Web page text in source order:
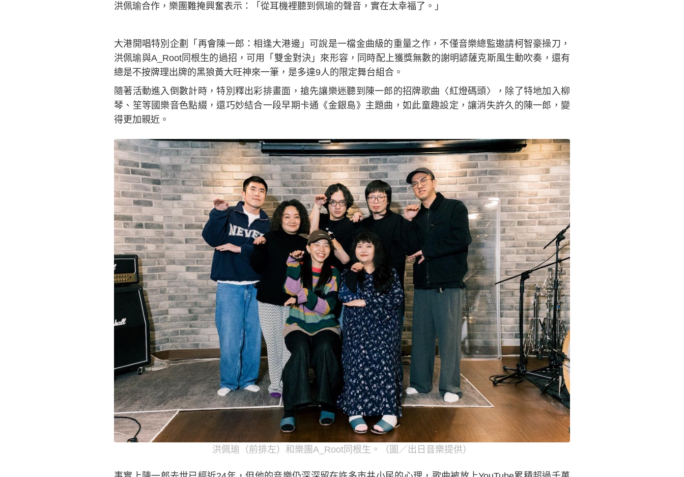
洪佩瑜合作，樂團難掩興奮表示：「從耳機裡聽到佩瑜的聲音，實在太幸福了。」
大港開唱特別企劃「再會陳一郎：相逢大港邊」可說是一檔金曲級的重量之作，不僅音樂總監邀請柯智豪操刀，
洪佩瑜與A_Root同根生的過招，可用「雙金對決」來形容，同時配上獲獎無數的謝明諺薩克斯風生動吹奏，還有
總是不按牌理出牌的黑狼黃大旺神來一筆，是多達9人的限定舞台組合。
隨著活動進入倒數計時，特別釋出彩排畫面，搶先讓樂迷聽到陳一郎的招牌歌曲〈紅燈碼頭〉，除了特地加入柳
琴、笙等國樂音色點綴，還巧妙結合一段早期卡通《金銀島》主題曲，如此童趣設定，讓消失許久的陳一郎，變
得更加親近。
洪佩瑜（前排左）和樂團A_Root同根生。（圖／出日音樂提供）